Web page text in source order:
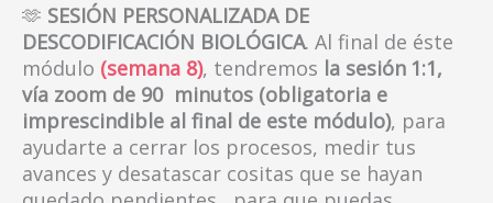
🫶 SESIÓN PERSONALIZADA DE
DESCODIFICACIÓN BIOLÓGICA. Al final de éste
módulo (semana 8), tendremos la sesión 1:1,
vía zoom de 90 minutos (obligatoria e
imprescindible al final de este módulo), para
ayudarte a cerrar los procesos, medir tus
avances y desatascar cositas que se hayan